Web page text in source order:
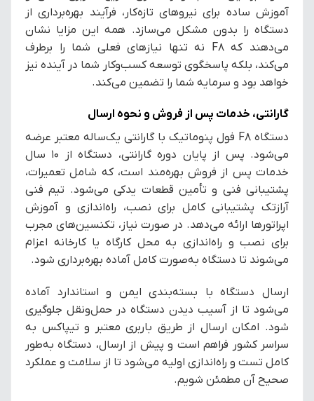
آموزش ساده برای نیروهای تازه‌کار، فرآیند بهره‌برداری از
دستگاه را بدون مشکل می‌سازد. همه این مزایا نشان
می‌دهند که F8 نه تنها نیازهای فعلی شما را برطرف
می‌کند، بلکه پاسخگوی توسعه کسب‌وکار شما در آینده نیز
خواهد بود و سرمایه شما را تضمین می‌کند.
گارانتی، خدمات پس از فروش و نحوه ارسال
دستگاه F8 فول پنوماتیک با گارانتی یک‌ساله معتبر عرضه
می‌شود. پس از پایان دوره گارانتی، دستگاه از ۱۰ سال
خدمات پس از فروش بهره‌مند است، که شامل تعمیرات،
پشتیبانی فنی و تأمین قطعات یدکی می‌شود. تیم فنی
آرازتک پشتیبانی کامل برای نصب، راه‌اندازی و آموزش
اپراتورها ارائه می‌دهد. در صورت نیاز، تکنسین‌های مجرب
برای نصب و راه‌اندازی به محل کارگاه یا کارخانه اعزام
می‌شوند تا دستگاه به‌صورت کامل آماده بهره‌برداری شود.
ارسال دستگاه با بسته‌بندی ایمن و استاندارد آماده
می‌شود تا از آسیب دیدن دستگاه در حمل‌ونقل جلوگیری
شود. امکان ارسال از طریق باربری معتبر و تیپاکس به
سراسر کشور فراهم است و پیش از ارسال، دستگاه به‌طور
کامل تست و راه‌اندازی اولیه می‌شود تا از سلامت و عملکرد
صحیح آن مطمئن شویم.